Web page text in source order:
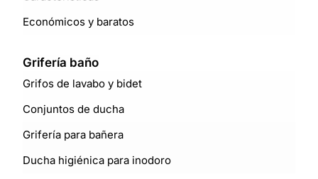
Económicos y baratos
Grifería baño
Grifos de lavabo y bidet
Conjuntos de ducha
Grifería para bañera
Ducha higiénica para inodoro